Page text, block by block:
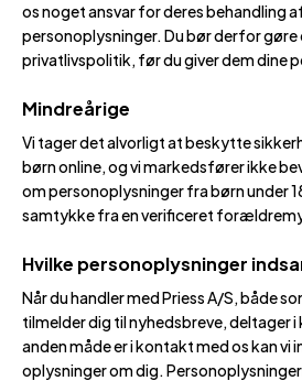
os noget ansvar for deres behandling
personoplysninger. Du bør derfor
privatlivspolitik, før du giver dem dine
Mindreårige
Vi tager det alvorligt at beskytte
børn online, og vi markedsfører ikke
om personoplysninger fra børn under
samtykke fra en verificeret
Hvilke personoplysninger
Når du handler med Priess A/S, både
tilmelder dig til nyhedsbreve, deltager i
anden måde er i kontakt med os kan vi
oplysninger om dig.